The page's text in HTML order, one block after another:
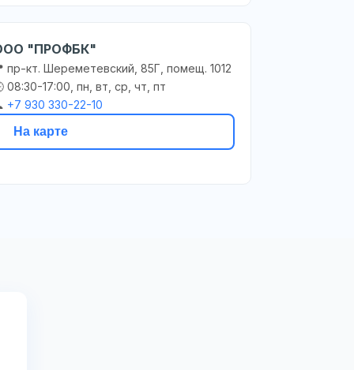
"ПРОФБК"
пр-кт. Шереметевский, 85Г, помещ. 1012
08:30-17:00, пн, вт, ср, чт, пт
+7 930 330-22-10
На карте